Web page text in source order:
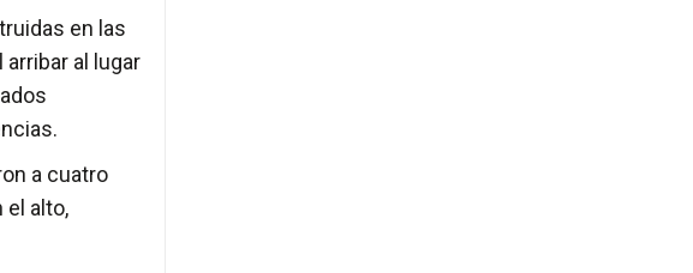
en las
al lugar
a cuatro
el alto,